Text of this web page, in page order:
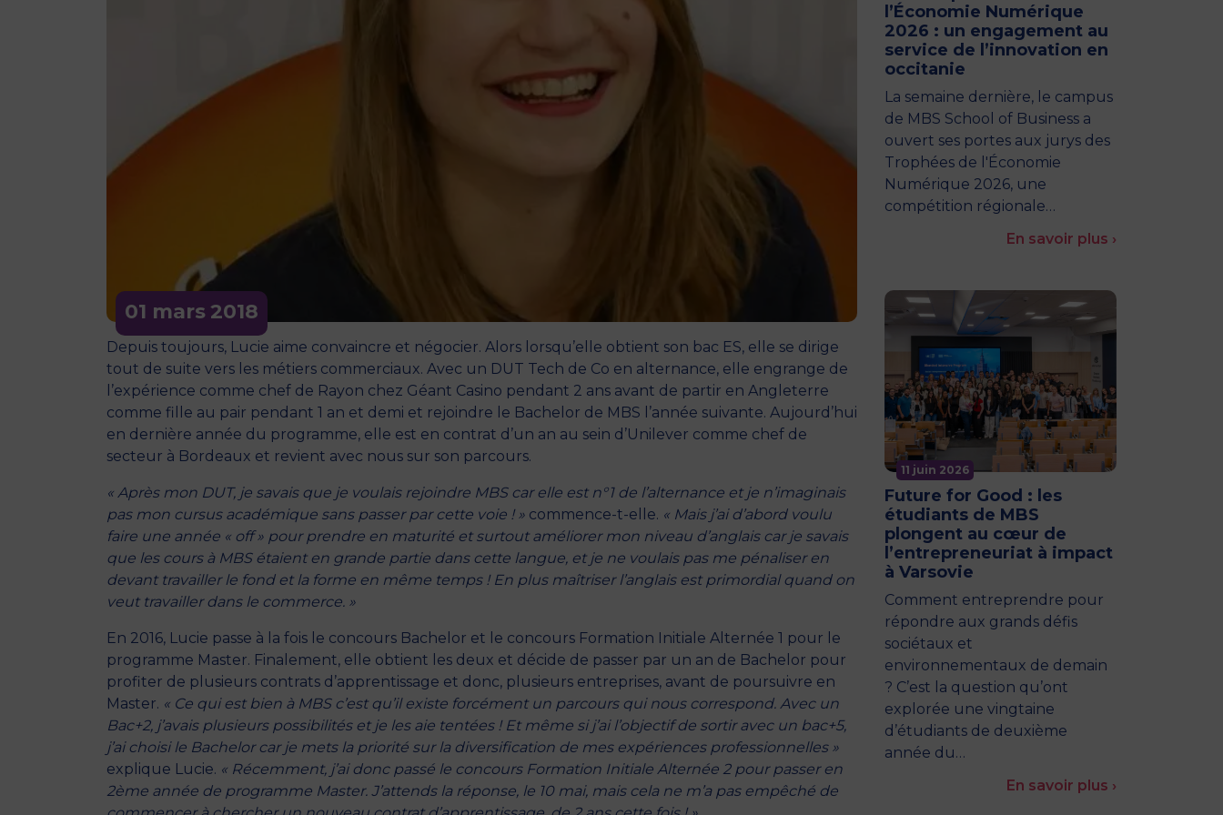
01 mars2018
Depuis toujours, Lucie aime convaincre et négocier. Alors lorsqu’elle obtient son bac ES, elle se dirige
tout de suite vers les métiers commerciaux. Avec un DUT Tech de Co en alternance, elle engrange de
l’expérience comme chef de Rayon chez Géant Casino pendant 2 ans avant de partir en Angleterre
comme fille au pair pendant 1 an et demi et rejoindre le Bachelor de MBS l’année suivante. Aujourd’hui
en dernière année du programme, elle est en contrat d’un an au sein d’Unilever comme chef de
secteur à Bordeaux et revient avec nous sur son parcours.
« Après mon DUT, je savais que je voulais rejoindre MBS car elle est n°1 de l’alternance et je n’imaginais
pas mon cursus académique sans passer par cette voie ! » commence-t-elle. « Mais j’ai d’abord voulu
faire une année « off » pour prendre en maturité et surtout améliorer mon niveau d’anglais car je savais
que les cours à MBS étaient en grande partie dans cette langue, et je ne voulais pas me pénaliser en
devant travailler le fond et la forme en même temps ! En plus maîtriser l’anglais est primordial quand on
veut travailler dans le commerce. »
En 2016, Lucie passe à la fois le concours Bachelor et le concours Formation Initiale Alternée 1 pour le
programme Master. Finalement, elle obtient les deux et décide de passer par un an de Bachelor pour
profiter de plusieurs contrats d’apprentissage et donc, plusieurs entreprises, avant de poursuivre en
Master. « Ce qui est bien à MBS c’est qu’il existe forcément un parcours qui nous correspond. Avec un
Bac+2, j’avais plusieurs possibilités et je les aie tentées ! Et même si j’ai l’objectif de sortir avec un bac+5,
j’ai choisi le Bachelor car je mets la priorité sur la diversification de mes expériences professionnelles »
explique Lucie. « Récemment, j’ai donc passé le concours Formation Initiale Alternée 2 pour passer en
2ème année de programme Master. J’attends la réponse, le 10 mai, mais cela ne m’a pas empêché de
l’Économie Numérique
2026 : un engagement au
service de l’innovation en
occitanie
La semaine dernière, le campus
de MBS School of Business a
ouvert ses portes aux jurys des
Trophées de l'Économie
Numérique 2026, une
compétition régionale…
En savoir plus ›
11 juin 2026
Future for Good : les
étudiants de MBS
plongent au cœur de
l’entrepreneuriat à impact
à Varsovie
Comment entreprendre pour
répondre aux grands défis
sociétaux et
environnementaux de demain
? C’est la question qu’ont
explorée une vingtaine
d’étudiants de deuxième
année du…
En savoir plus ›